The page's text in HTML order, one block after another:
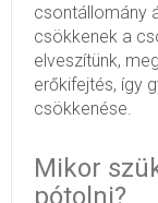
csontállomány
csökkenek a
elveszítünk,
erőkifejtés, így
csökkenése.
Mikor
pótolni?